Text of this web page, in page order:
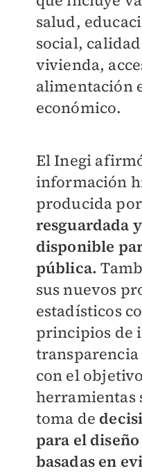
salud,
social,
vivienda,
alimentación
económico.
El Inegi
información
producida
resguardada
disponible
pública.
sus nuevos
estadísticos
principios de
con el
herramientas
toma de
para el
basadas en